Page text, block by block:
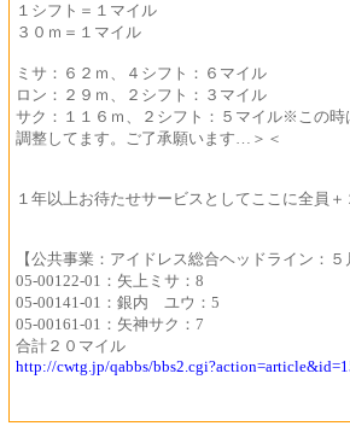
１シフト＝１マイル
３０ｍ＝１マイル
ミサ：６２ｍ、４シフト：６マイル
ロン：２９ｍ、２シフト：３マイル
サク：１１６ｍ、２シフト：５マイル※この
調整してます。ご了承願います…＞＜
１年以上お待たせサービスとしてここに全員＋
【公共事業：アイドレス総合ヘッドライン：５
05-00122-01：矢上ミサ：8
05-00141-01：銀内 ユウ：5
05-00161-01：矢神サク：7
合計２０マイル
http://cwtg.jp/qabbs/